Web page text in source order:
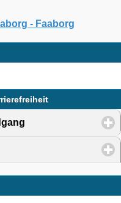
- Faaborg
click to expand